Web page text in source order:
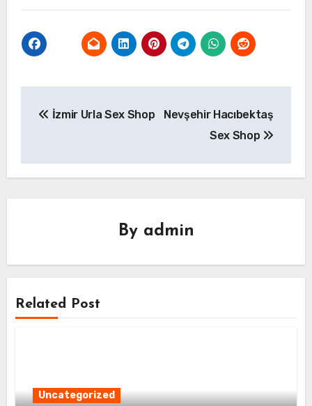
İzmir Urla Sex Shop
Nevşehir Hacıbektaş
Sex Shop
By admin
Related Post
Uncategorized